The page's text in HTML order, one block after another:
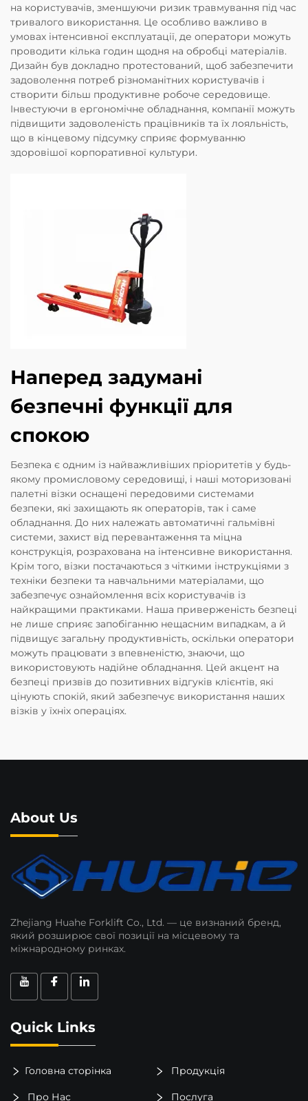
на користувачів, зменшуючи ризик травмування під час
тривалого використання. Це особливо важливо в
умовах інтенсивної експлуатації, де оператори можуть
проводити кілька годин щодня на обробці матеріалів.
Дизайн був докладно протестований, щоб забезпечити
задоволення потреб різноманітних користувачів і
створити більш продуктивне робоче середовище.
Інвестуючи в ергономічне обладнання, компанії можуть
підвищити задоволеність працівників та їх лояльність,
що в кінцевому підсумку сприяє формуванню
здоровішої корпоративної культури.
Наперед задумані
безпечні функції для
спокою
Безпека є одним із найважливіших пріоритетів у будь-
якому промисловому середовищі, і наші моторизовані
палетні візки оснащені передовими системами
безпеки, які захищають як операторів, так і саме
обладнання. До них належать автоматичні гальмівні
системи, захист від перевантаження та міцна
конструкція, розрахована на інтенсивне використання.
Крім того, візки постачаються з чіткими інструкціями з
техніки безпеки та навчальними матеріалами, що
забезпечує ознайомлення всіх користувачів із
найкращими практиками. Наша приверженість безпеці
не лише сприяє запобіганню нещасним випадкам, а й
підвищує загальну продуктивність, оскільки оператори
можуть працювати з впевненістю, знаючи, що
використовують надійне обладнання. Цей акцент на
безпеці призвів до позитивних відгуків клієнтів, які
цінують спокій, який забезпечує використання наших
візків у їхніх операціях.
About Us
Zhejiang Huahe Forklift Co., Ltd. — це визнаний бренд,
який розширює свої позиції на місцевому та
міжнародному ринках.
Quick Links
Головна сторінка Продукція
Про Нас Послуга